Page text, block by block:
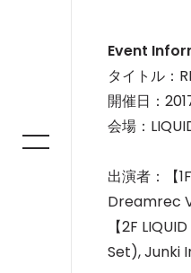
Event
タイトル：
開催日：
会場：
出演者：【
Dreamrec
【2F
Set), Junki